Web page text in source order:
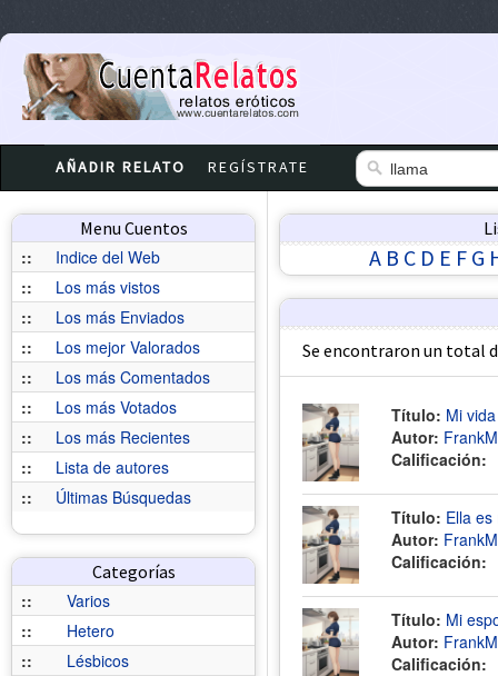
AÑADIR RELATO REGÍSTRATE
Menu Cuentos
::
Indice del Web
::
Los más vistos
::
Los más Enviados
::
Los mejor Valorados
::
Los más Comentados
::
Los más Votados
::
Los más Recientes
::
Lista de autores
::
Últimas Búsquedas
Categorías
::
Varios
::
Hetero
::
Lésbicos
A B C D E F G
Se encontraron un total
Título: Mi
Autor:
Calificación:
Título: Ella es
Autor:
Calificación:
Título: Mi
Autor:
Calificación: